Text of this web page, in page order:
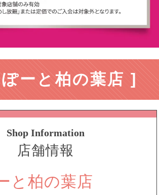
ーと柏の葉店 ]
Shop Information
店舗情報
と柏の葉店